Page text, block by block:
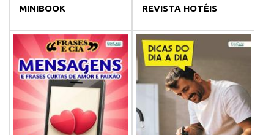
MINIBOOK REVISTA HOTÉIS